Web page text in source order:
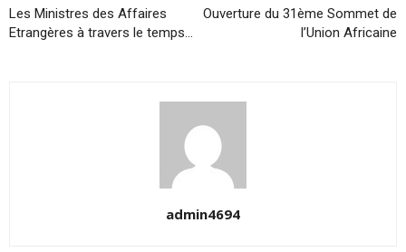
Les Ministres des Affaires
Etrangères à travers le temps…
Ouverture du 31ème Sommet de
l’Union Africaine
admin4694